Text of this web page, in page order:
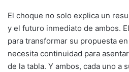
El choque no solo explica un
y el futuro inmediato de ambos.
para transformar su propuesta
necesita continuidad para
de la tabla. Y ambos, cada uno a